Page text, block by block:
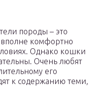
породы – это
комфортно
Однако кошки
Очень любят
его
к содержанию теми,